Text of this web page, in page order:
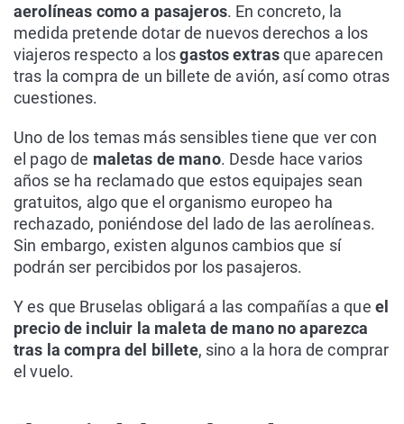
aerolíneas como a pasajeros. En concreto, la
medida pretende dotar de nuevos derechos a los
viajeros respecto a losgastos extrasque aparecen
tras la compra de un billete de avión, así como otras
cuestiones.
Uno de los temas más sensibles tiene que ver con
el pago de maletas de mano. Desde hace varios
años se ha reclamado que estos equipajes sean
gratuitos, algo que el organismo europeo ha
rechazado, poniéndose del lado de las aerolíneas.
Sin embargo, existen algunos cambios que sí
podrán ser percibidos por los pasajeros.
Y es que Bruselas obligará a las compañías a que el
precio de incluir la maleta de mano no aparezca
tras la compra del billete, sino a la hora de comprar
el vuelo.